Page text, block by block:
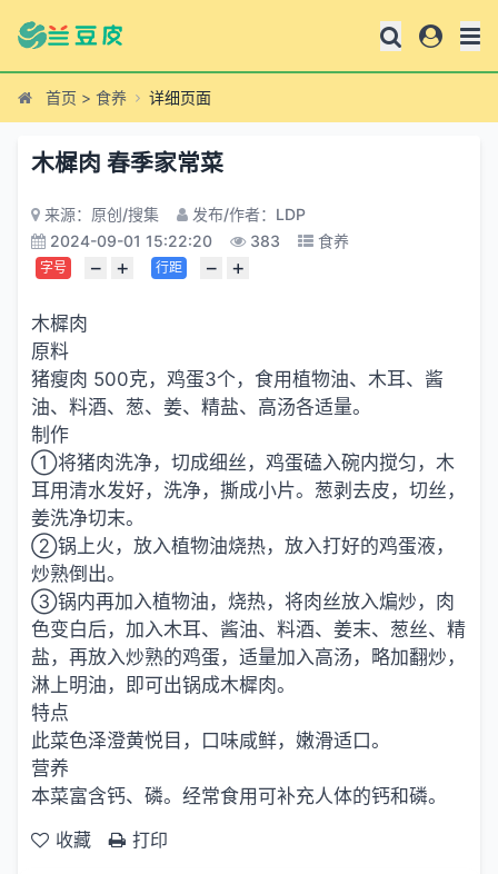
首页 > 食养 详细页面
木樨肉 春季家常菜
来源：原创/搜集
发布/作者：LDP
2024-09-01 15:22:20
383 食养
字号 − + 行距 − +
木樨肉
原料
猪瘦肉 500克，鸡蛋3个，食用植物油、木耳、酱
油、料酒、葱、姜、精盐、高汤各适量。
制作
①将猪肉洗净，切成细丝，鸡蛋磕入碗内搅匀，木
耳用清水发好，洗净，撕成小片。葱剥去皮，切丝，
姜洗净切末。
②锅上火，放入植物油烧热，放入打好的鸡蛋液，
炒熟倒出。
③锅内再加入植物油，烧热，将肉丝放入煸炒，肉
色变白后，加入木耳、酱油、料酒、姜末、葱丝、精
盐，再放入炒熟的鸡蛋，适量加入高汤，略加翻炒，
淋上明油，即可出锅成木樨肉。
特点
此菜色泽澄黄悦目，口味咸鲜，嫩滑适口。
营养
本菜富含钙、磷。经常食用可补充人体的钙和磷。
收藏
打印